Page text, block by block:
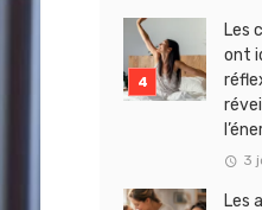
Les
ont
3
Les